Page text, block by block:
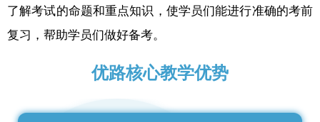
了解考试的命题和重点知识，使学员们能进行准确的考前
复习，帮助学员们做好备考。
优路核心教学优势